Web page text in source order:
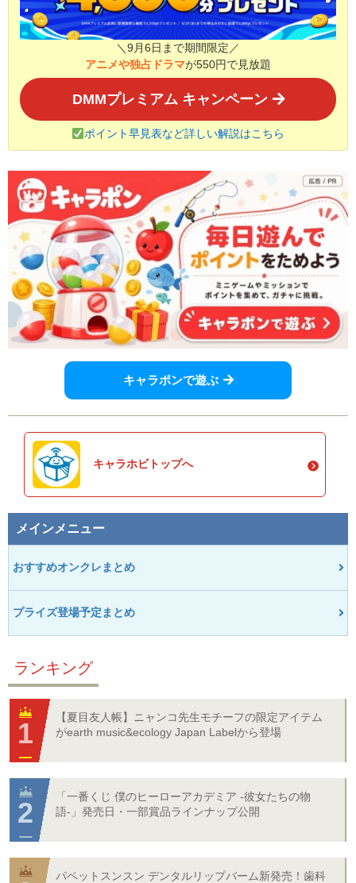
＼9月6日まで期間限定／
アニメや独占ドラマが550円で見放題
DMMプレミアム キャンペーン
ポイント早見表など詳しい解説はこちら
キャラポンで遊ぶ
キャラホビトップへ
メインメニュー
おすすめオンクレまとめ
プライズ登場予定まとめ
ランキング
【夏目友人帳】ニャンコ先生モチーフの限定アイテム
がearth music&ecology Japan Labelから登場
「一番くじ 僕のヒーローアカデミア -彼女たちの物
語-」発売日・一部賞品ラインナップ公開
パペットスンスン デンタルリップバーム新発売！歯科